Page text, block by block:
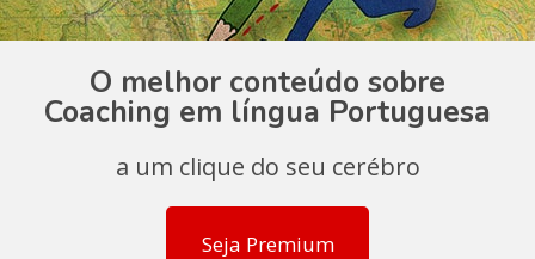
O melhor conteúdo sobre
Coaching em língua Portuguesa
a um clique do seu cerébro
Seja Premium